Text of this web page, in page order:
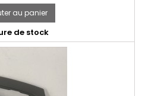
au panier
de stock